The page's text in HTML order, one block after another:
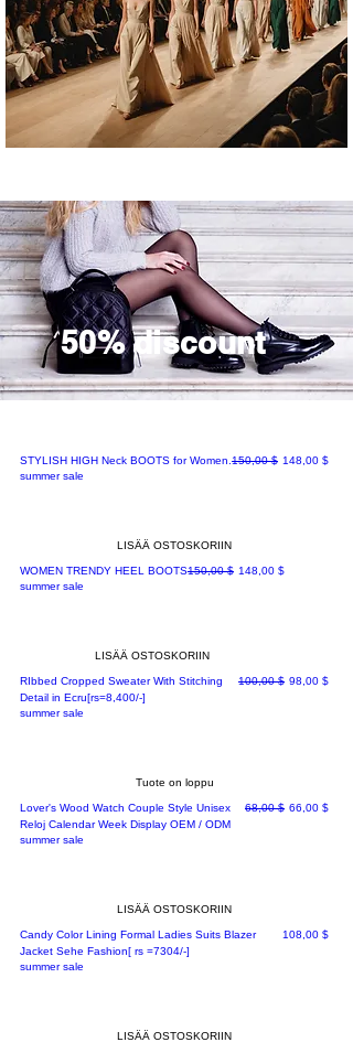
50% discount
STYLISH HIGH Neck BOOTS for Women.Normaali hinta
150,00 $ Alehinta
148,00 $
summer sale
LISÄÄ OSTOSKORIIN
WOMEN TRENDY HEEL BOOTSNormaali hinta
150,00 $ Alehinta
148,00 $
summer sale
LISÄÄ OSTOSKORIIN
RIbbed Cropped Sweater With Stitching
Detail in Ecru[rs=8,400/-]
Normaali hinta
100,00 $ Alehinta
98,00 $
summer sale
Tuote on loppu
Lover's Wood Watch Couple Style Unisex
Reloj Calendar Week Display OEM / ODM
Normaali hinta
68,00 $ Alehinta
66,00 $
summer sale
LISÄÄ OSTOSKORIIN
Candy Color Lining Formal Ladies Suits Blazer
Jacket Sehe Fashion[ rs =7304/-]
Hinta
108,00 $
summer sale
LISÄÄ OSTOSKORIIN